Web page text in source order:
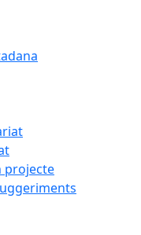
projecte